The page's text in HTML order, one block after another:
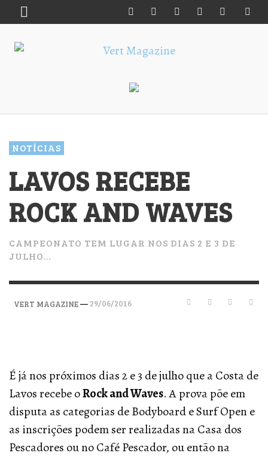
NOTÍCIAS
LAVOS RECEBE
ROCK AND WAVES
CAMPEONATO TEM LUGAR NOS DIAS 2 E 3 DE
JULHO…
VERT MAGAZINE— 29/06/2016
É já nos próximos dias 2 e 3 de julho que a Costa de
Lavos recebe oRock and Waves. A prova põe em
disputa as categorias de Bodyboard e Surf Open e
as inscrições podem ser realizadas na Casa dos
Pescadores ou no Café Pescador, ou então na